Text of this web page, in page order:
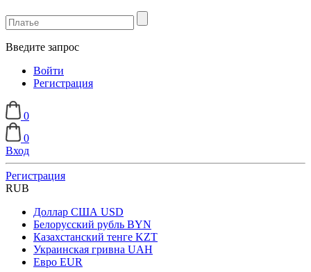
Введите запрос
Войти
Регистрация
0
0
Вход
Регистрация
RUB
Доллар США USD
Белорусский рубль BYN
Казахстанский тенге KZT
Украинская гривна UAH
Евро EUR